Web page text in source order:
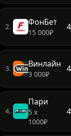
2. ФонБет
15 000₽
3. Винлайн
3 000₽
4.
Пари
5 х
1000₽